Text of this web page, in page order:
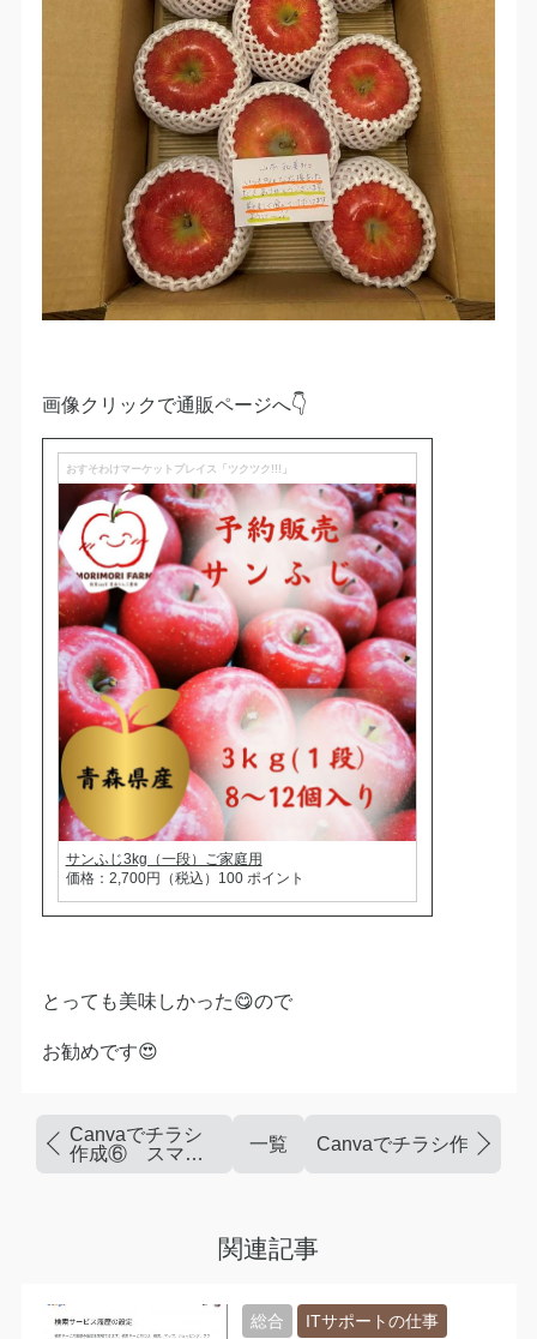
画像クリックで通販ページへ👇
おすそわけマーケットプレイス「ツクツク!!!」
サンふじ3kg（一段）ご家庭用
価格：2,700円（税込）100 ポイント
とっても美味しかった😋ので
お勧めです😍
Canvaでチラシ
作成⑥ スマホ
一覧 Canvaでチラシ作成④
関連記事
総合 ITサポートの仕事